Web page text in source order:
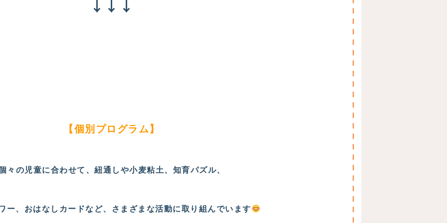
↓↓↓
【個別プログラム】
々の児童に合わせて、紐通しや小麦粘土、知育パズル、
ー、おはなしカードなど、さまざまな活動に取り組んでいます